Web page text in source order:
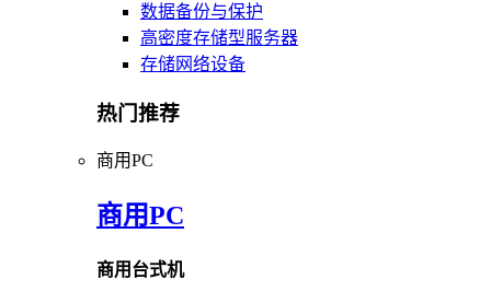
数据备份与保护
高密度存储型服务器
存储网络设备
热门推荐
商用PC
商用PC
商用台式机